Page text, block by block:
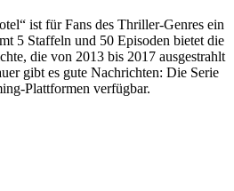
ist für Fans des Thriller-Genres ein
5 Staffeln und 50 Episoden bietet die
die von 2013 bis 2017 ausgestrahlt
gibt es gute Nachrichten: Die Serie
Plattformen verfügbar.